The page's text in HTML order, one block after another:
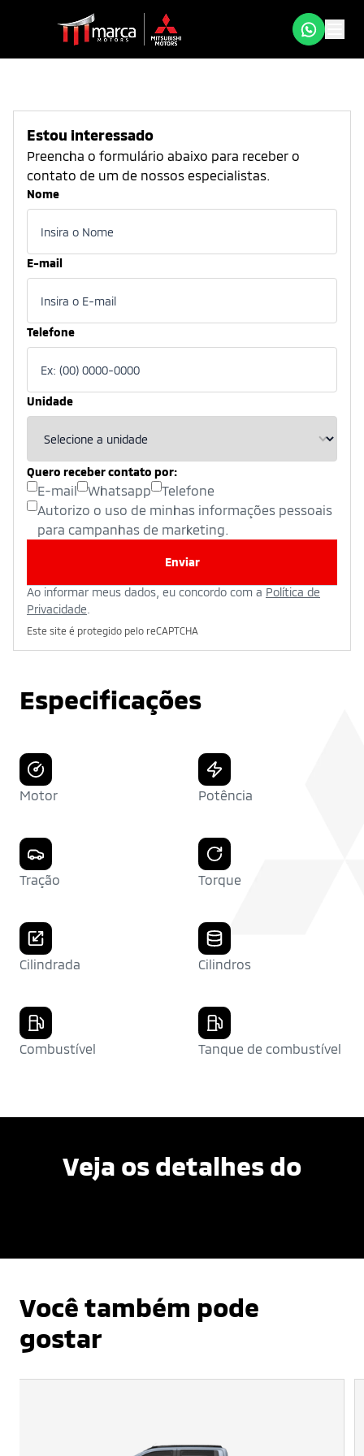
Estou interessado
Preencha o formulário abaixo para receber o
contato de um de nossos especialistas.
Nome
E-mail
Telefone
Unidade
Quero receber contato por:
E-mail Whatsapp
Telefone
Autorizo o uso de minhas informações pessoais
para campanhas de marketing.
Enviar
Ao informar meus dados, eu concordo com a Política de
Privacidade
Este site é protegido pelo reCAPTCHA
Especificações
Motor Potência
Tração Torque
Cilindrada Cilindros
Combustível Tanque de combustível
Veja os detalhes do
Você também pode
gostar